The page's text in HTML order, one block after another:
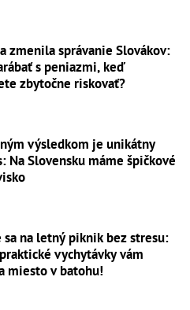
zmenila správanie Slovákov:
s peniazmi, keď
zbytočne riskovať?
výsledkom je unikátny
Na Slovensku máme špičkové
sa na letný piknik bez stresu:
vychytávky vám
miesto v batohu!